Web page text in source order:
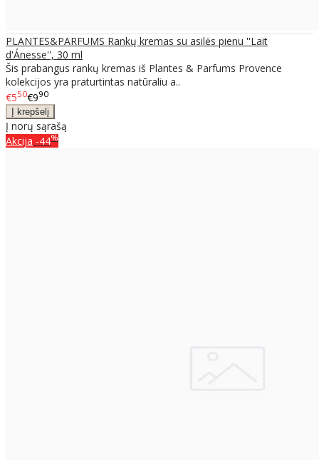
PLANTES&PARFUMS Rankų kremas su asilės pienu ''Lait
d'Ánesse'', 30 ml
Šis prabangus rankų kremas iš Plantes & Parfums Provence
kolekcijos yra praturtintas natūraliu a..
€550€990
Į norų sąrašą
Akcija -44%